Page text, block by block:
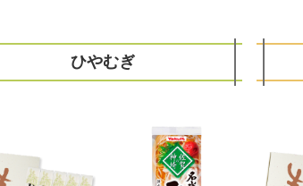
ひやむぎ